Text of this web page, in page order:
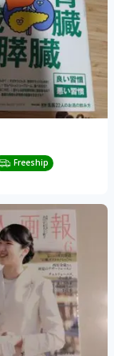
Freeship